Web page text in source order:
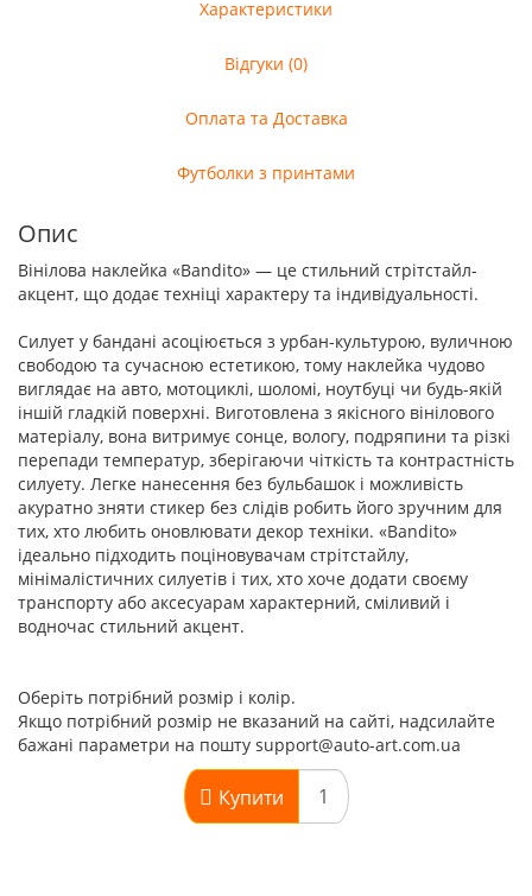
Характеристики
Відгуки (0)
Оплата та Доставка
Футболки з принтами
Опис
Вінілова наклейка «Bandito» — це стильний стрітстайл-
акцент, що додає техніці характеру та індивідуальності.
Силует у бандані асоціюється з урбан-культурою, вуличною
свободою та сучасною естетикою, тому наклейка чудово
виглядає на авто, мотоциклі, шоломі, ноутбуці чи будь-якій
іншій гладкій поверхні. Виготовлена з якісного вінілового
матеріалу, вона витримує сонце, вологу, подряпини та різкі
перепади температур, зберігаючи чіткість та контрастність
силуету. Легке нанесення без бульбашок і можливість
акуратно зняти стикер без слідів робить його зручним для
тих, хто любить оновлювати декор техніки. «Bandito»
ідеально підходить поціновувачам стрітстайлу,
мінімалістичних силуетів і тих, хто хоче додати своєму
транспорту або аксесуарам характерний, сміливий і
водночас стильний акцент.
Оберіть потрібний розмір і колір.
Якщо потрібний розмір не вказаний на сайті, надсилайте
бажані параметри на пошту support@auto-art.com.ua
Купити